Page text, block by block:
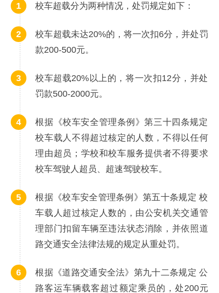
校车超载分为两种情况，处罚规定如下：
校车超载未达20%的，将一次扣6分，并处罚
款200-500元。
校车超载20%以上的，将一次扣12分，并处
罚款500-2000元。
根据《校车安全管理条例》第三十四条规定
校车载人不得超过核定的人数，不得以任何
理由超员；学校和校车服务提供者不得要求
校车驾驶人超员、超速驾驶校车。
根据《校车安全管理条例》第五十条规定 校
车载人超过核定人数的，由公安机关交通管
理部门扣留车辆至违法状态消除，并依照道
路交通安全法律法规的规定从重处罚。
根据《道路交通安全法》第九十二条规定 公
路客运车辆载客超过额定乘员的，处200元